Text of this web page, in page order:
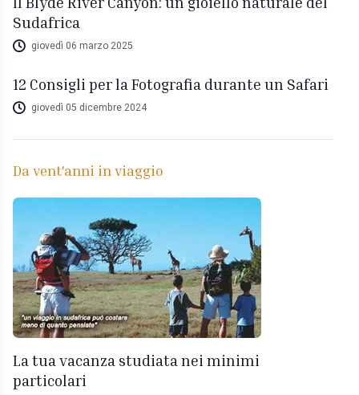
Sudafrica
giovedì 06 marzo 2025
12 Consigli per la Fotografia durante un Safari
giovedì 05 dicembre 2024
Da vent'anni in viaggio
La tua vacanza studiata nei minimi
particolari